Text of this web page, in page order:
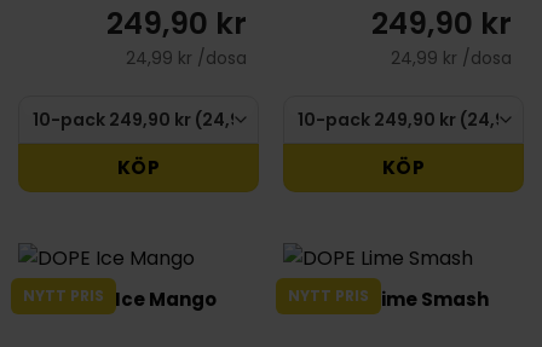
249,90 kr
24,99 kr /dosa
KÖP
249,90 kr
24,99 kr /dosa
KÖP
NYTT PRISDOPE Ice Mango NYTT PRIS
DOPE Lime Smash